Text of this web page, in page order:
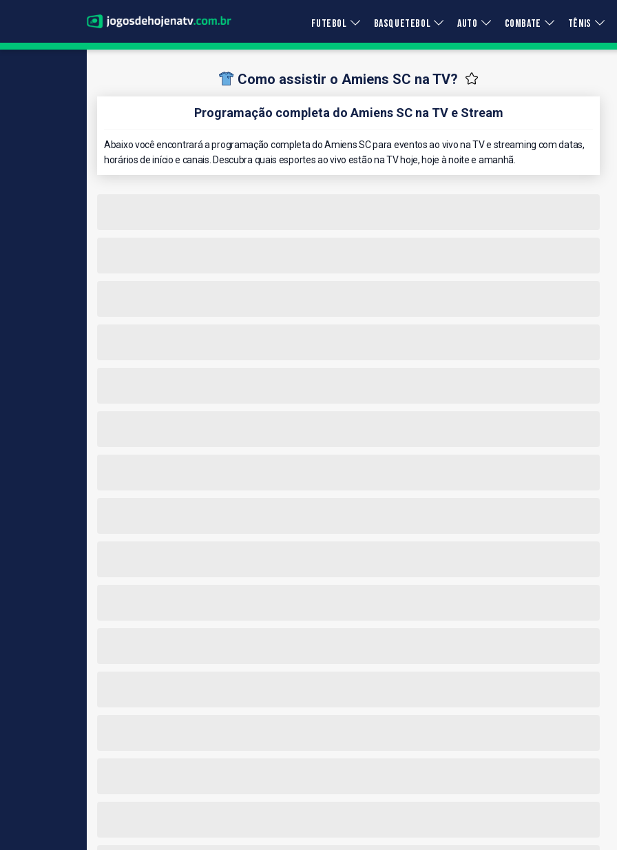
FUTEBOL BASQUETEBOL AUTO COMBATE TÊNIS
Como assistir o Amiens SC na TV?
Programação completa do Amiens SC na TV e Stream
Abaixo você encontrará a programação completa do Amiens SC para eventos ao vivo na TV e streaming com datas,
horários de início e canais. Descubra quais esportes ao vivo estão na TV hoje, hoje à noite e amanhã.